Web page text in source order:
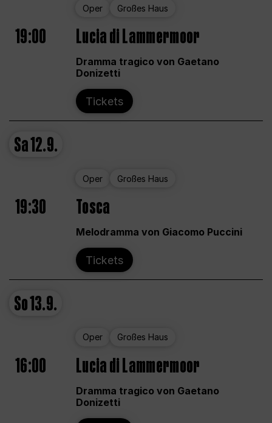
Oper Großes Haus
19:00 Lucia di Lammermoor
Dramma tragico von Gaetano
Donizetti
Tickets
Sa12.9.
Oper Großes Haus
19:30 Tosca
Melodramma von Giacomo Puccini
Tickets
So13.9.
Oper Großes Haus
16:00 Lucia di Lammermoor
Dramma tragico von Gaetano
Donizetti